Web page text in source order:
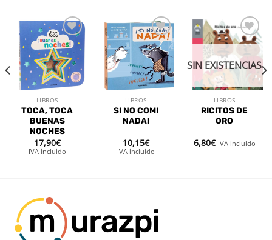
Añadir
a la
lista de
deseos
LIBROS
TOCA, TOCA
BUENAS
NOCHES
17,90€
IVA incluido
Añadir
a la
lista de
deseos
LIBROS
SI NO COMI
NADA!
10,15€
IVA incluido
Añadir
lista de
deseos
SIN EXISTENCIAS
LIBROS
RICITOS DE
ORO
6,80€ IVA incluido